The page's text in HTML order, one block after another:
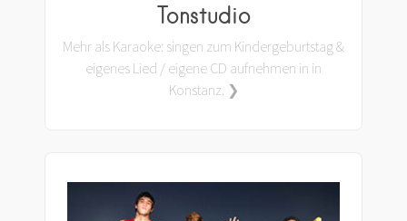
Tonstudio
Mehr als Karaoke: singen zum Kindergeburtstag &
eigenes Lied / eigene CD aufnehmen in in
Konstanz. ❯